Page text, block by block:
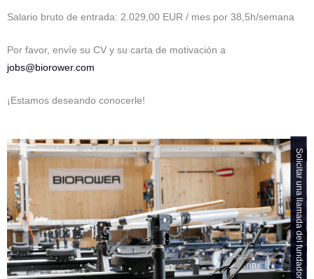
Salario bruto de entrada: 2.029,00 EUR / mes por 38,5h/semana
Por favor, envíe su CV y su carta de motivación a
jobs@biorower.com
¡Estamos deseando conocerle!
Solicitar una llamada del fundador